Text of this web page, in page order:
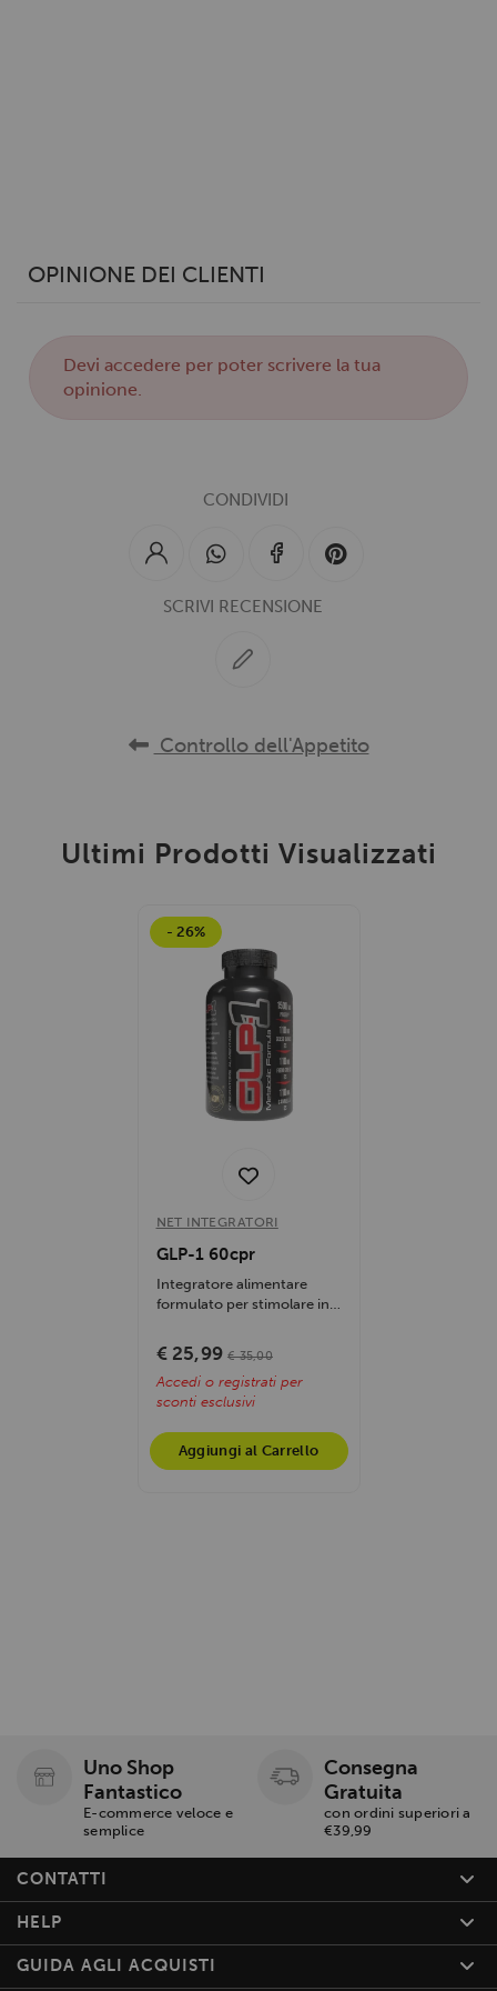
OPINIONE DEI CLIENTI
Deviaccedere per poter scrivere la tua
opinione.
CONDIVIDI
SCRIVI RECENSIONE
Controllo dell'Appetito
Ultimi Prodotti Visualizzati
- 26%
NET INTEGRATORI
GLP-1 60cpr
Integratore alimentare
formulato per stimolare in
produzione...
€ 25,99 € 35,00
Accedi o registrati per
sconti esclusivi
Aggiungi al Carrello
Uno Shop
Fantastico
E-commerce veloce e
semplice
Consegna
Gratuita
con ordini superiori a
€39,99
CONTATTI
HELP
GUIDA AGLI ACQUISTI